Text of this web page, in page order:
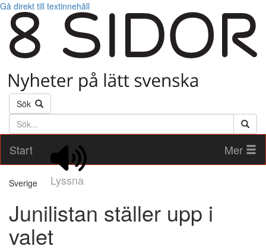
Gå direkt till textinnehåll
Sök
Söktext
Start
Lyssna
Mer
Sverige
Junilistan ställer upp i
valet